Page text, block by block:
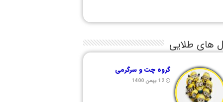
های طلایی
گروه چت و سرگرمی
12 بهمن 1400